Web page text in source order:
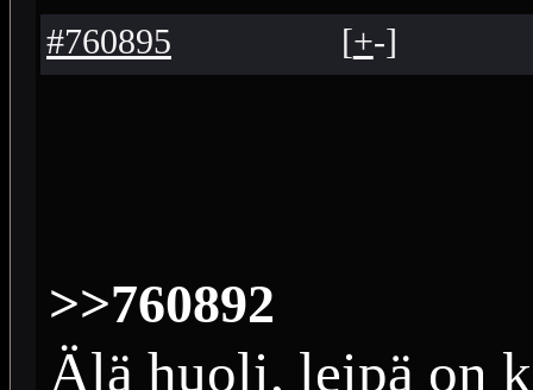
#760895 [+-]
>>760892
Älä huoli, leipä on